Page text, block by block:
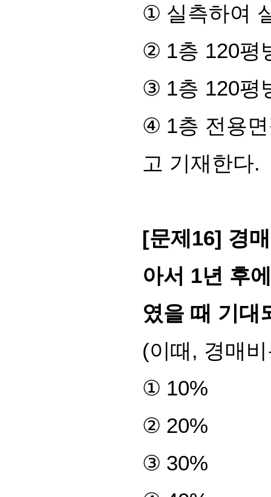
① 실측하여
② 1층 120평
③ 1층 120평
④ 1층 전용
고 기재한다.
[문제 16] 경
아서 1년 후
였을 때 기대
(이때 , 경매
① 10%
② 20%
③ 30%